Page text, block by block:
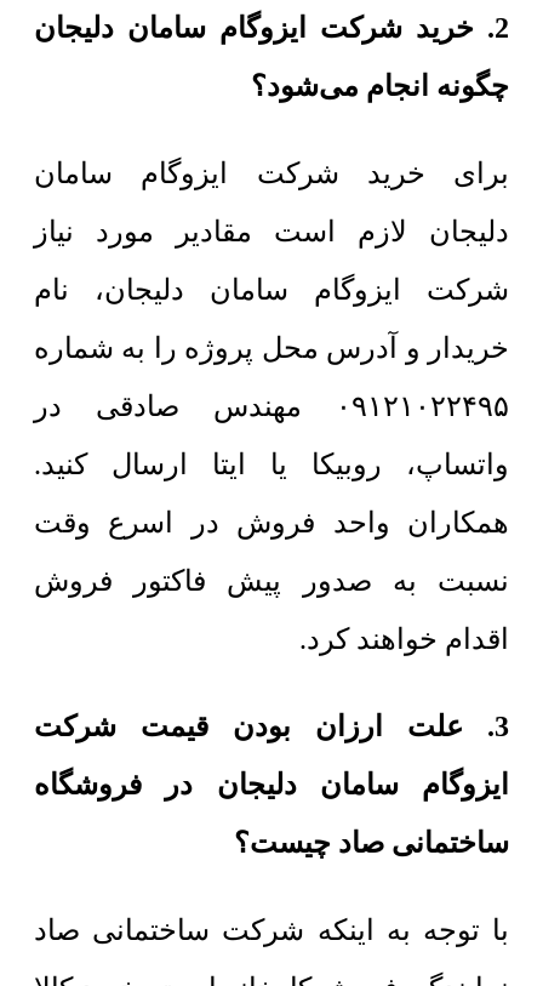
2. خرید شرکت ایزوگام سامان دلیجان
چگونه انجام می‌شود؟
برای خرید شرکت ایزوگام سامان
دلیجان لازم است مقادیر مورد نیاز
شرکت ایزوگام سامان دلیجان، نام
خریدار و آدرس محل پروژه را به شماره
۰۹۱۲۱۰۲۲۴۹۵ مهندس صادقی در
واتساپ، روبیکا یا ایتا ارسال کنید.
همکاران واحد فروش در اسرع وقت
نسبت به صدور پیش فاکتور فروش
اقدام خواهند کرد.
3. علت ارزان بودن قیمت شرکت
ایزوگام سامان دلیجان در فروشگاه
ساختمانی صاد چیست؟
با توجه به اینکه شرکت ساختمانی صاد